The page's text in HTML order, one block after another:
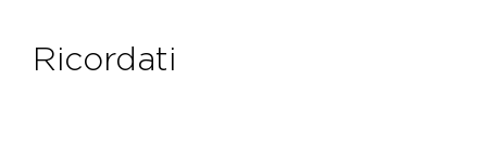
ricordati